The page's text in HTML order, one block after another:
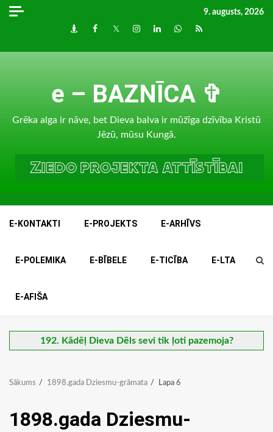
Skip
9. augusts, 2026
DraugiemFacebook
TwitterInstagram
LinkedInwhatsapp
RSS
e – BAZNĪCA ✞
Grēka alga ir nāve, bet Dieva balva ir mūžīga dzīvība Kristū
Jēzū, mūsu Kungā.
E-KONTAKTI E-PROJEKTS E-ARHĪVS
E-POLEMIKA E-BĪBELE E-TICĪBA E-LTA
E-AFIŠA
192. Kādēļ Dieva Dēls sevi tik ļoti pazemoja?
Sākums 1898.gada Dziesmu-grāmata Lapa 6
1898.gada Dziesmu-